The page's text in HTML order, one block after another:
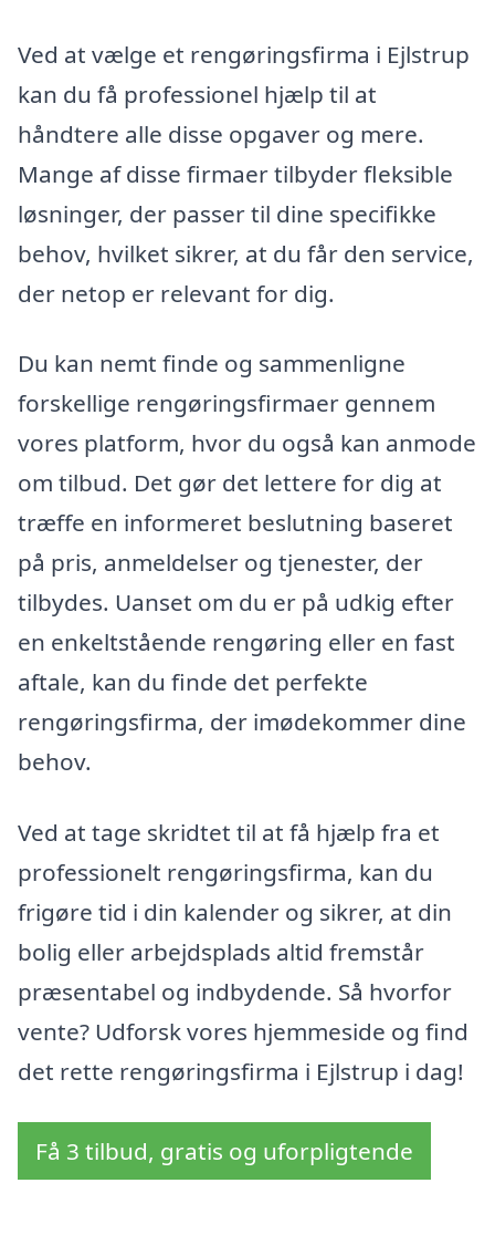
Ved at vælge et rengøringsfirma i Ejlstrup
kan du få professionel hjælp til at
håndtere alle disse opgaver og mere.
Mange af disse firmaer tilbyder fleksible
løsninger, der passer til dine specifikke
behov, hvilket sikrer, at du får den service,
der netop er relevant for dig.
Du kan nemt finde og sammenligne
forskellige rengøringsfirmaer gennem
vores platform, hvor du også kan anmode
om tilbud. Det gør det lettere for dig at
træffe en informeret beslutning baseret
på pris, anmeldelser og tjenester, der
tilbydes. Uanset om du er på udkig efter
en enkeltstående rengøring eller en fast
aftale, kan du finde det perfekte
rengøringsfirma, der imødekommer dine
behov.
Ved at tage skridtet til at få hjælp fra et
professionelt rengøringsfirma, kan du
frigøre tid i din kalender og sikrer, at din
bolig eller arbejdsplads altid fremstår
præsentabel og indbydende. Så hvorfor
vente? Udforsk vores hjemmeside og find
det rette rengøringsfirma i Ejlstrup i dag!
Få 3 tilbud, gratis og uforpligtende